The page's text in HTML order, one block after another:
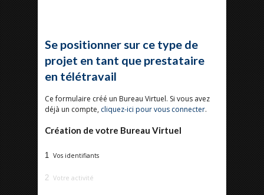
Se positionner sur ce type de
projet en tant que prestataire
en télétravail
Ce formulaire créé un Bureau Virtuel. Si vous avez
déjà un compte, cliquez-ici pour vous connecter.
Création de votre Bureau Virtuel
1 Vos identifiants
2 Votre activité